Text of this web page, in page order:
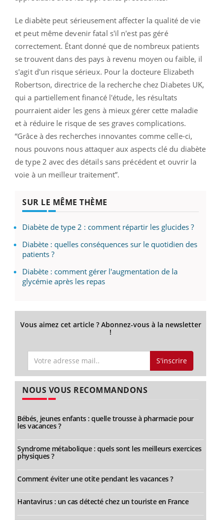
Le diabète peut sérieusement affecter la qualité de vie
et peut même devenir fatal s'il n'est pas géré
correctement. Étant donné que de nombreux patients
se trouvent dans des pays à revenu moyen ou faible, il
s'agit d'un risque sérieux. Pour la docteure Elizabeth
Robertson, directrice de la recherche chez Diabetes UK,
qui a partiellement financé l'étude, les résultats
pourraient aider les gens à mieux gérer cette maladie
et à réduire le risque de ses graves complications.
“Grâce à des recherches innovantes comme celle-ci,
nous pouvons nous attaquer aux aspects clé du diabète
de type 2 avec des détails sans précédent et ouvrir la
voie à un meilleur traitement”.
SUR LE MÊME THÈME
Diabète de type 2 : comment répartir les glucides ?
Diabète : quelles conséquences sur le quotidien des
patients ?
Diabète : comment gérer l'augmentation de la
glycémie après les repas
Vous aimez cet article ? Abonnez-vous à la newsletter
!
S'inscrire
NOUS VOUS RECOMMANDONS
Bébés, jeunes enfants : quelle trousse à pharmacie pour
les vacances ?
Syndrome métabolique : quels sont les meilleurs exercices
physiques ?
Comment éviter une otite pendant les vacances ?
Hantavirus : un cas détecté chez un touriste en France